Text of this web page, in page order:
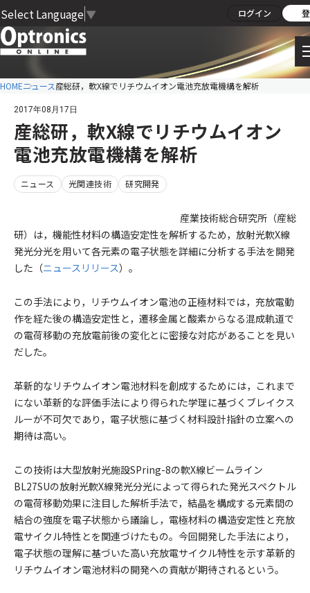
Select Language ▼ ログイン
HOMEニュース産総研，軟X線でリチウムイオン電池充放電機構を解析
2017年08月17日
産総研，軟X線でリチウムイオン
電池充放電機構を解析
ニュース 光関連技術 研究開発
産業技術総合研究所（産総
研）は，機能性材料の構造安定性を解析するため，放射光軟X線
発光分光を用いて各元素の電子状態を詳細に分析する手法を開発
した（ニュースリリース）。
この手法により，リチウムイオン電池の正極材料では，充放電動
作を経た後の構造安定性と，遷移金属と酸素からなる混成軌道で
の電荷移動の充放電前後の変化とに密接な対応があることを見い
だした。
革新的なリチウムイオン電池材料を創成するためには，これまで
にない革新的な評価手法により得られた学理に基づくブレイクス
ルーが不可欠であり，電子状態に基づく材料設計指針の立案への
期待は高い。
この技術は大型放射光施設SPring-8の軟X線ビームライン
BL27SUの放射光軟X線発光分光によって得られた発光スペクトル
の電荷移動効果に注目した解析手法で，結晶を構成する元素間の
結合の強度を電子状態から議論し，電極材料の構造安定性と充放
電サイクル特性とを関連づけたもの。今回開発した手法により，
電子状態の理解に基づいた高い充放電サイクル特性を示す革新的
リチウムイオン電池材料の開発への貢献が期待されるという。